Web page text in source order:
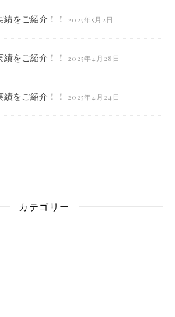
をご紹介！！ 2025年5月2日
をご紹介！！ 2025年4月28日
をご紹介！！ 2025年4月24日
カテゴリー